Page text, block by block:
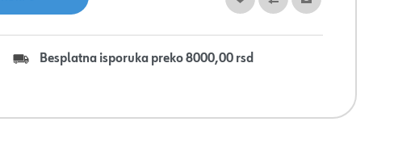
Besplatna isporuka preko 8000,00 rsd